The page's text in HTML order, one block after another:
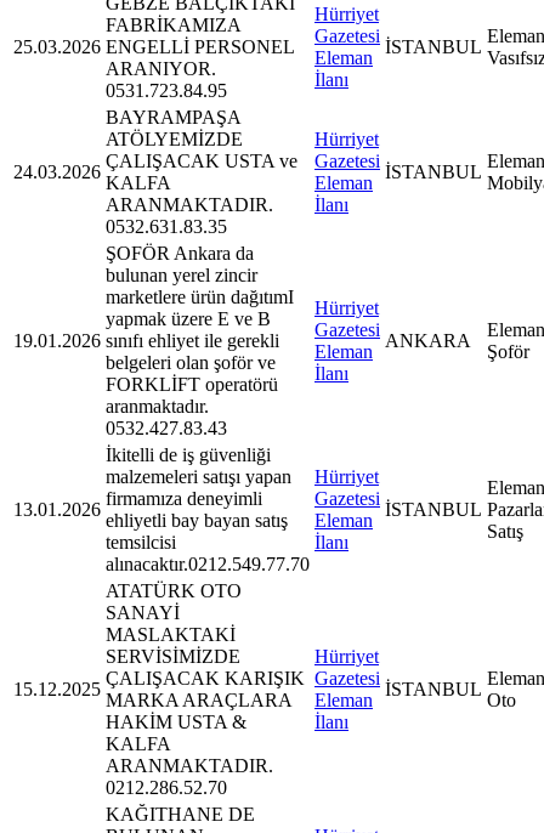
25.03.2026
FABRİKAMIZA
ENGELLİ PERSONEL
ARANIYOR.
0531.723.84.95
Hürriyet
Gazetesi
Eleman
İlanı
İSTANBUL
24.03.2026
BAYRAMPAŞA
ATÖLYEMİZDE
ÇALIŞACAK USTA ve
KALFA
ARANMAKTADIR.
0532.631.83.35
Hürriyet
Gazetesi
Eleman
İlanı
İSTANBUL
19.01.2026
ŞOFÖR Ankara da
bulunan yerel zincir
marketlere ürün dağıtımI
yapmak üzere E ve B
sınıfı ehliyet ile gerekli
belgeleri olan şoför ve
FORKLİFT operatörü
aranmaktadır.
0532.427.83.43
Hürriyet
Gazetesi
Eleman
İlanı
ANKARA
Şoför
13.01.2026
İkitelli de iş güvenliği
malzemeleri satışı yapan
firmamıza deneyimli
ehliyetli bay bayan satış
temsilcisi
alınacaktır.0212.549.77.70
Hürriyet
Gazetesi
Eleman
İlanı
İSTANBUL
Satış
15.12.2025
ATATÜRK OTO
SANAYİ
MASLAKTAKİ
SERVİSİMİZDE
ÇALIŞACAK KARIŞIK
MARKA ARAÇLARA
HAKİM USTA &
KALFA
ARANMAKTADIR.
0212.286.52.70
Hürriyet
Gazetesi
Eleman
İlanı
İSTANBUL
Oto
KAĞITHANE DE